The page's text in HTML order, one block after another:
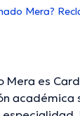
Mera?
es